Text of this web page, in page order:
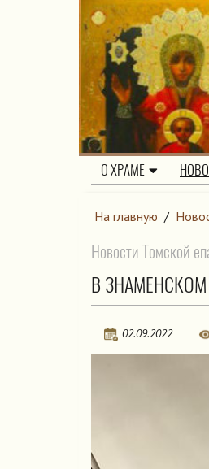
О ХРАМЕ
На главную /
Новости Томской
В
02.09.2022